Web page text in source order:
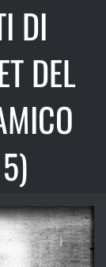
DI
DEL